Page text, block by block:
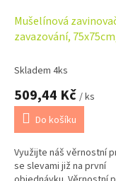
Mušelínová
zavazování,
Skladem 4ks
509,44 Kč / ks
Do košíku
Využijte náš věrnostní
se slevami již na první